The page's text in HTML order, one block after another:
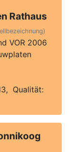
Rathaus
VOR 2006
Qualität: